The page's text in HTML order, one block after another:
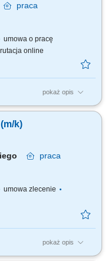
praca
umowa o pracę
online
pokaż opis
części wspólnych;
k)
praca
umowa zlecenie
pokaż opis
części wspólnych;